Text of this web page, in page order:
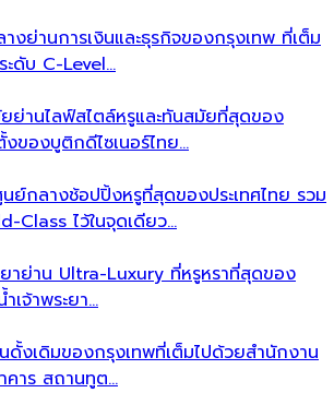
างย่านการเงินและธุรกิจของกรุงเทพ ที่เต็ม
ะดับ C-Level…
ย่านไลฟ์สไตล์หรูและทันสมัยที่สุดของ
ของบูติกดีไซเนอร์ไทย…
ย์กลางช้อปปิ้งหรูที่สุดของประเทศไทย รวม
Class ไว้ในจุดเดียว…
าย่าน Ultra-Luxury ที่หรูหราที่สุดของ
เจ้าพระยา…
ดั้งเดิมของกรุงเทพที่เต็มไปด้วยสำนักงาน
คาร สถานทูต…